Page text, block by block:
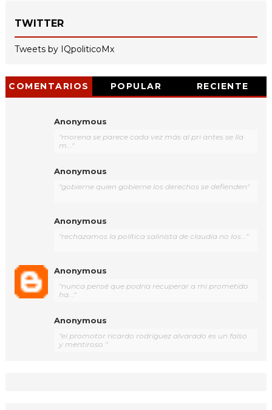
TWITTER
Tweets by IQpoliticoMx
COMENTARIOS POPULAR RECIENTE
Anonymous
"morena se parece cada vez más al pri antes se lla
m..."
Anonymous
"gobierne quien gobierne los derechos se defienden"
Anonymous
"rechazamos la política salinista de claudia no los..."
Anonymous
"nunca pensé que podría recuperar a mi prometido
ha..."
Anonymous
"el promotor ricardo rodríguez alvarado es un falso
y mentiroso "